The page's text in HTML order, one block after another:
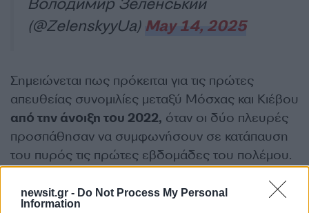
newsit.gr - Do Not Process My Personal
Information
(@ZelenskyyUa) May 14, 2025
Σημειώνεται πως πρόκειται για τις πρώτες
απευθείας συνομιλίες μεταξύ Μόσχας και Κιέβου
από την άνοιξη του 2022, όταν οι δύο πλευρές
προσπάθησαν να συμφωνήσουν σε κατάπαυση
του πυρός τις πρώτες εβδομάδες του πολέμου.